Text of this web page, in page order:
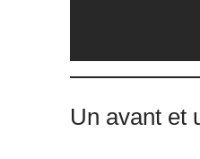
Un avant et